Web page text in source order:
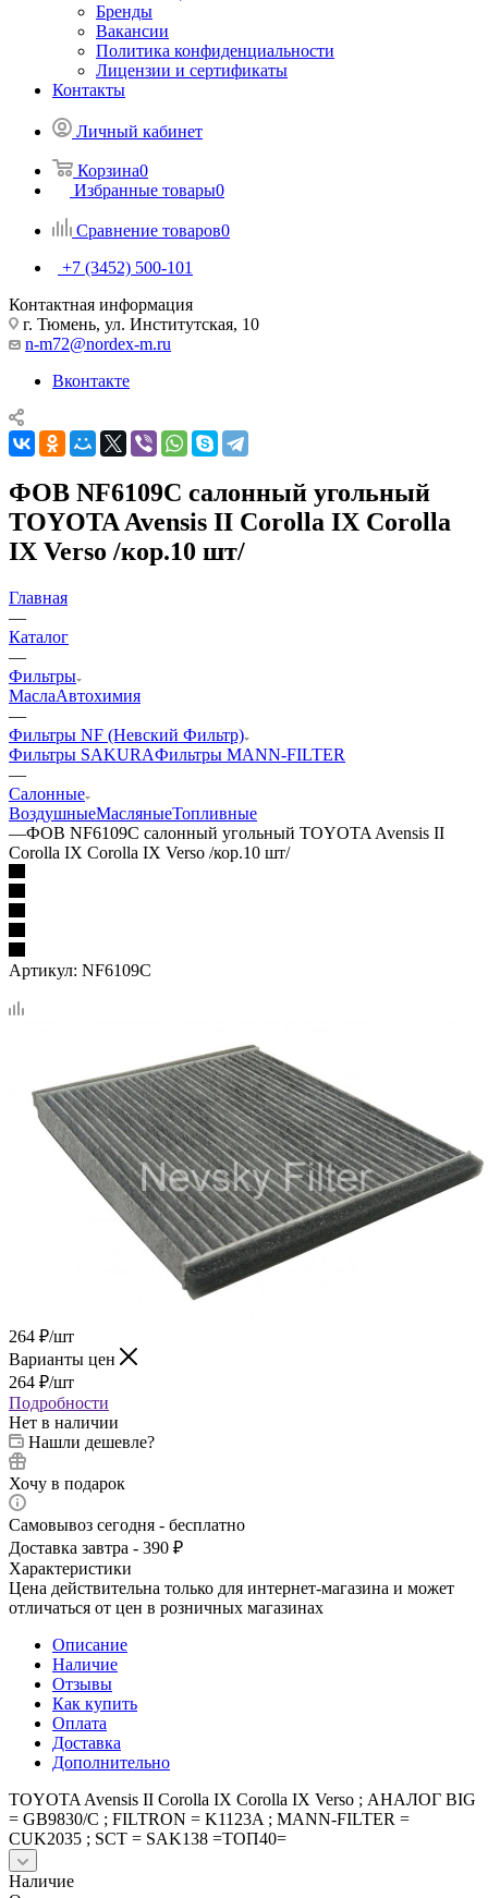
Бренды
Вакансии
Политика конфиденциальности
Лицензии и сертификаты
Контакты
Личный кабинет
Корзина0
Избранные товары0
Сравнение товаров0
+7 (3452) 500-101
Контактная информация
г. Тюмень, ул. Институтская, 10
n-m72@nordex-m.ru
Вконтакте
ФОВ NF6109C салонный угольный
TOYOTA Avensis II Corolla IX Corolla
IX Verso /кор.10 шт/
Главная
—
Каталог
—
Фильтры
МаслаАвтохимия
—
Фильтры NF (Невский Фильтр)
Фильтры SAKURAФильтры MANN-FILTER
—
Салонные
ВоздушныеМасляныеТопливные
—ФОВ NF6109C салонный угольный TOYOTA Avensis II
Corolla IX Corolla IX Verso /кор.10 шт/
Артикул: NF6109C
264 ₽/шт
Варианты цен
264 ₽/шт
Подробности
Нет в наличии
Нашли дешевле?
Хочу в подарок
Самовывоз сегодня - бесплатно
Доставка завтра - 390 ₽
Характеристики
Цена действительна только для интернет-магазина и может
отличаться от цен в розничных магазинах
Описание
Наличие
Отзывы
Как купить
Оплата
Доставка
Дополнительно
TOYOTA Avensis II Corolla IX Corolla IX Verso ; АНАЛОГ BIG
= GB9830/C ; FILTRON = K1123A ; MANN-FILTER =
CUK2035 ; SCT = SAK138 =ТОП40=
Наличие